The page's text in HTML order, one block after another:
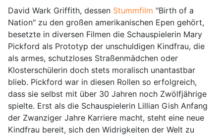
David Wark Griffith, dessen Stummfilm "Birth of a
Nation" zu den großen amerikanischen Epen gehört,
besetzte in diversen Filmen die Schauspielerin Mary
Pickford als Prototyp der unschuldigen Kindfrau, die
als armes, schutzloses Straßenmädchen oder
Klosterschülerin doch stets moralisch unantastbar
blieb. Pickford war in diesen Rollen so erfolgreich,
dass sie selbst mit über 30 Jahren noch Zwölfjährige
spielte. Erst als die Schauspielerin Lillian Gish Anfang
der Zwanziger Jahre Karriere macht, steht eine neue
Kindfrau bereit, sich den Widrigkeiten der Welt zu